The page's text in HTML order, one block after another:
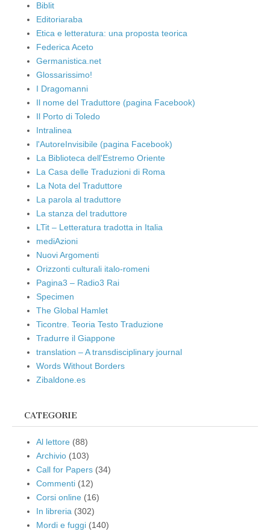
Biblit
Editoriaraba
Etica e letteratura: una proposta teorica
Federica Aceto
Germanistica.net
Glossarissimo!
I Dragomanni
Il nome del Traduttore (pagina Facebook)
Il Porto di Toledo
Intralinea
l'AutoreInvisibile (pagina Facebook)
La Biblioteca dell'Estremo Oriente
La Casa delle Traduzioni di Roma
La Nota del Traduttore
La parola al traduttore
La stanza del traduttore
LTit – Letteratura tradotta in Italia
mediAzioni
Nuovi Argomenti
Orizzonti culturali italo-romeni
Pagina3 – Radio3 Rai
Specimen
The Global Hamlet
Ticontre. Teoria Testo Traduzione
Tradurre il Giappone
translation – A transdisciplinary journal
Words Without Borders
Zibaldone.es
CATEGORIE
Al lettore (88)
Archivio (103)
Call for Papers (34)
Commenti (12)
Corsi online (16)
In libreria (302)
Mordi e fuggi (140)